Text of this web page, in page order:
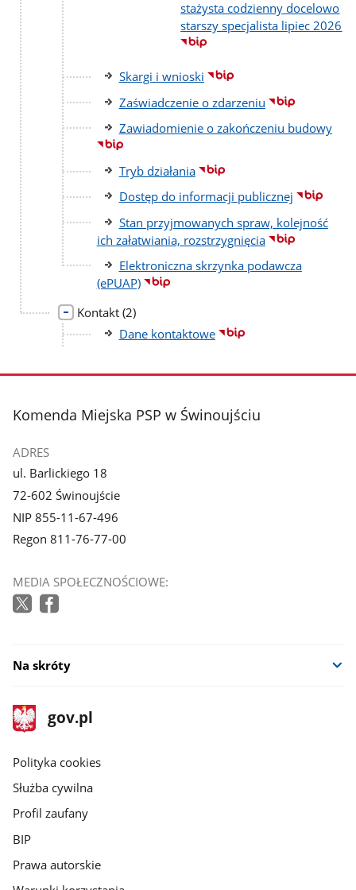
stażysta codzienny docelowo
starszy specjalista lipiec 2026
Skargi i wnioski
Zaświadczenie o zdarzeniu
Zawiadomienie o zakończeniu budowy
Tryb działania
Dostęp do informacji publicznej
Stan przyjmowanych spraw, kolejność
ich załatwiania, rozstrzygnięcia
Elektroniczna skrzynka podawcza
(ePUAP)
Kontakt liczba
podstron
(2)
Dane kontaktowe
stopka
Komenda Miejska PSP w Świnoujściu
ADRES
ul. Barlickiego 18
72-602 Świnoujście
NIP 855-11-67-496
Regon 811-76-77-00
MEDIA SPOŁECZNOŚCIOWE:
Na skróty
stopka
gov.pl
Strona
gov.pl
gov.pl
Polityka cookies
Służba cywilna
Profil zaufany
BIP
Prawa autorskie